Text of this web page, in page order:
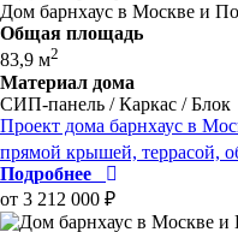
Дом барнхаус в Москве и
Общая площадь
83,9 м2
Материал дома
СИП-панель / Каркас / Блок
Проект дома барнхаус в
прямой крышей, террасой,
Подробнее
от 3 212 000 ₽